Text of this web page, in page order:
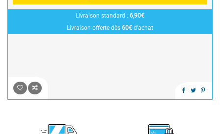
Livraison standard : 6,90€
Livraison offerte dès 60€ d’achat